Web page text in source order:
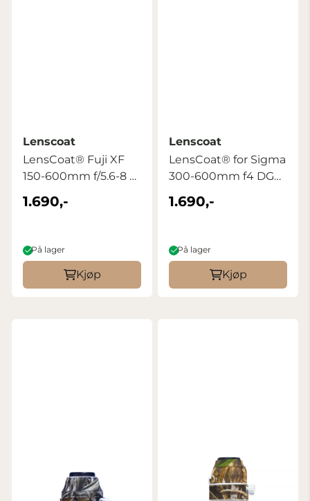
Lenscoat
LensCoat® Fuji XF
150-600mm f/5.6-8 R
LM OIS WR ...
1.690,-
På lager
Kjøp
Lenscoat
LensCoat® for Sigma
300-600mm f4 DG
OS Realtree ...
1.690,-
På lager
Kjøp